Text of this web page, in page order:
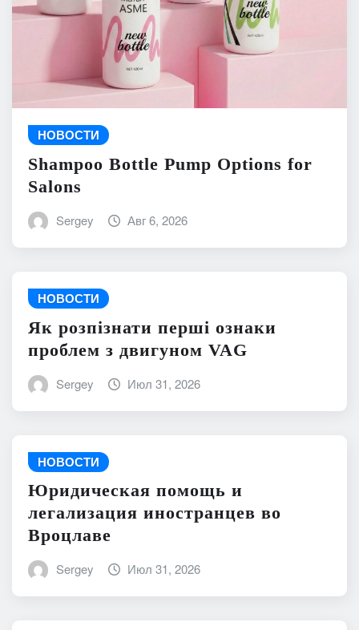
НОВОСТИ
Shampoo Bottle Pump Options for
Salons
Sergey Авг 6, 2026
НОВОСТИ
Як розпізнати перші ознаки
проблем з двигуном VAG
Sergey Июл 31, 2026
НОВОСТИ
Юридическая помощь и
легализация иностранцев во
Вроцлаве
Sergey Июл 31, 2026